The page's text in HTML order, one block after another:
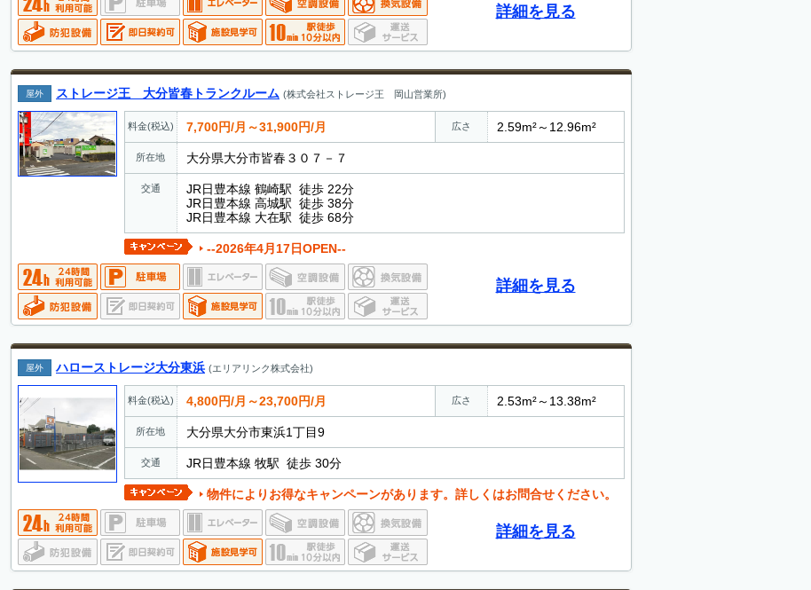
詳細を見る
屋外 ストレージ王 大分皆春トランクルーム (株式会社ストレージ王 岡山営業所)
料金(税込) 7,700円/月～31,900円/月 広さ 2.59m²～12.96m²
所在地 大分県大分市皆春３０７－７
交通
JR日豊本線 鶴崎駅 徒歩 22分
JR日豊本線 高城駅 徒歩 38分
JR日豊本線 大在駅 徒歩 68分
--2026年4月17日OPEN--
詳細を見る
屋外 ハローストレージ大分東浜 (エリアリンク株式会社)
料金(税込) 4,800円/月～23,700円/月 広さ 2.53m²～13.38m²
所在地 大分県大分市東浜1丁目9
交通 JR日豊本線 牧駅 徒歩 30分
物件によりお得なキャンペーンがあります。詳しくはお問合せください。
詳細を見る